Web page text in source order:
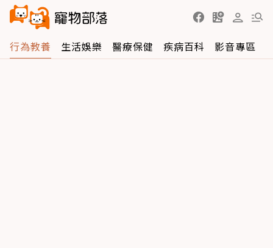
行為教養 生活娛樂 醫療保健 疾病百科 影音專區